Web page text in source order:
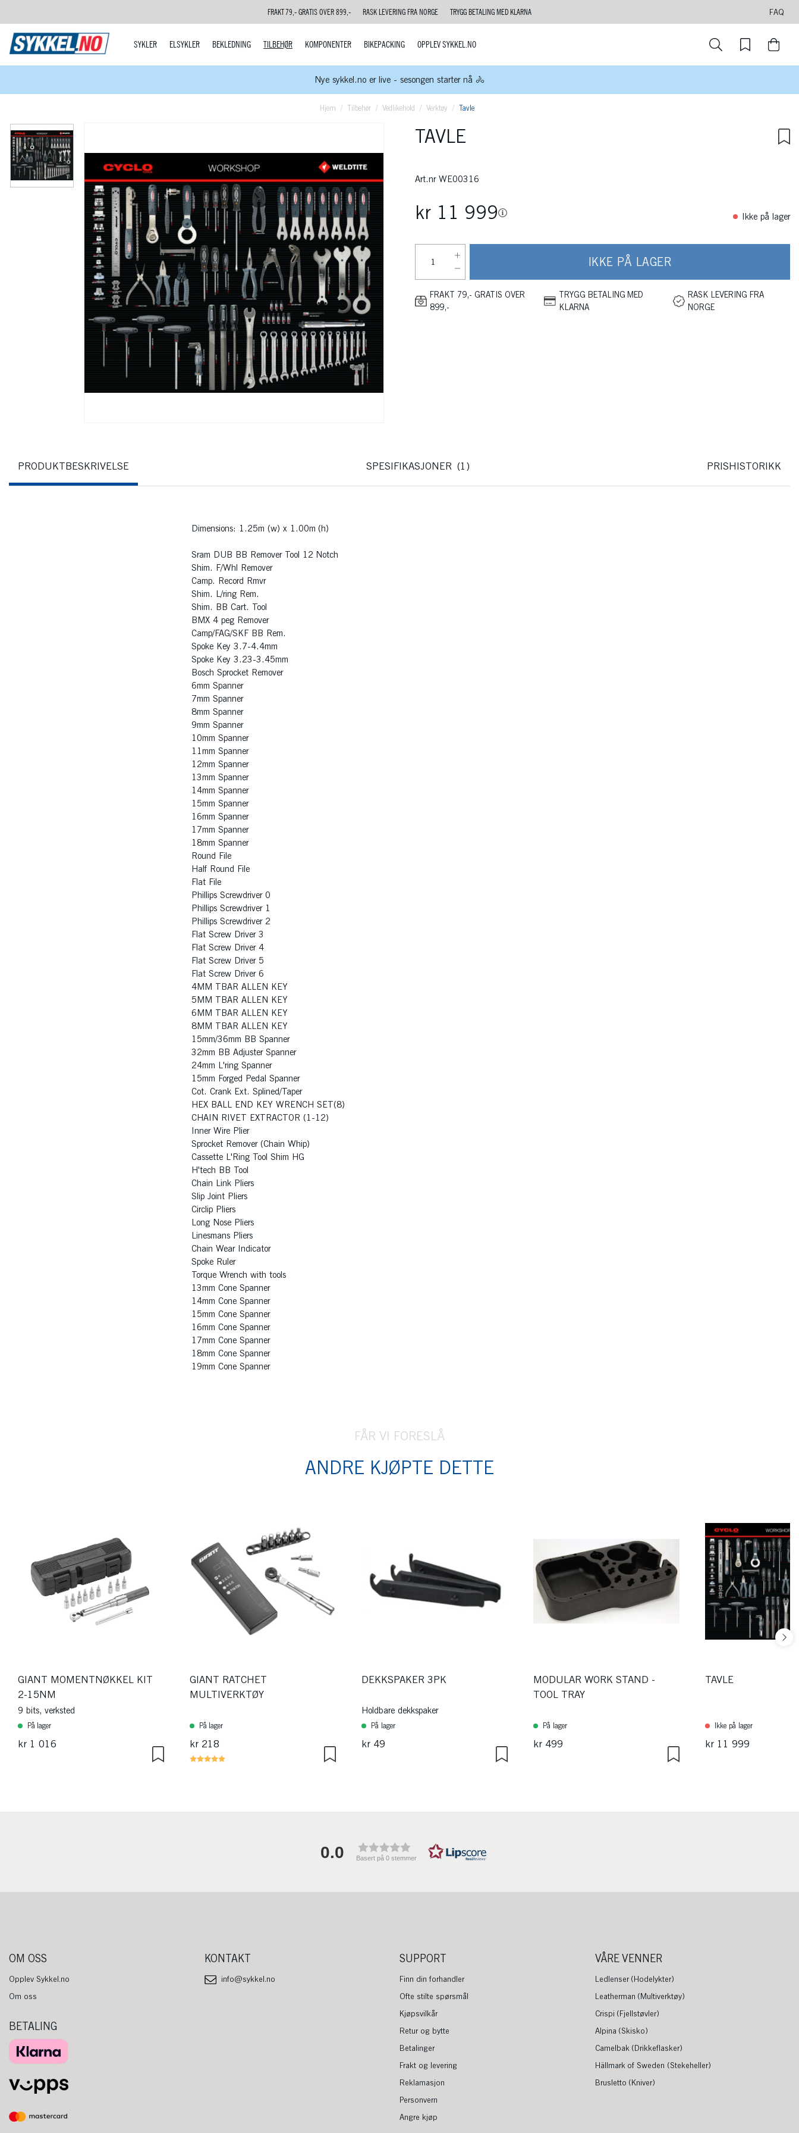
FRAKT 79,- GRATIS OVER 899,- RASK LEVERING FRA NORGE TRYGG BETALING MED KLARNA FAQ
SYKLER ELSYKLER BEKLEDNING TILBEHØR KOMPONENTER BIKEPACKING OPPLEV SYKKEL.NO
Nye sykkel.no er live - sesongen starter nå 🚴
Hjem Tilbehør Vedlikehold Verktøy Tavle
TAVLE
Art.nr WE00316
kr 11 999 Ikke på lager
IKKE PÅ LAGER
FRAKT 79,- GRATIS OVER
899,-
TRYGG BETALING MED
KLARNA
RASK LEVERING FRA
NORGE
PRODUKTBESKRIVELSE SPESIFIKASJONER 1 PRISHISTORIKK
Dimensions: 1.25m (w) x 1.00m (h)
Sram DUB BB Remover Tool 12 Notch
Shim. F/Whl Remover
Camp. Record Rmvr
Shim. L/ring Rem.
Shim. BB Cart. Tool
BMX 4 peg Remover
Camp/FAG/SKF BB Rem.
Spoke Key 3.7-4.4mm
Spoke Key 3.23-3.45mm
Bosch Sprocket Remover
6mm Spanner
7mm Spanner
8mm Spanner
9mm Spanner
10mm Spanner
11mm Spanner
12mm Spanner
13mm Spanner
14mm Spanner
15mm Spanner
16mm Spanner
17mm Spanner
18mm Spanner
Round File
Half Round File
Flat File
Phillips Screwdriver 0
Phillips Screwdriver 1
Phillips Screwdriver 2
Flat Screw Driver 3
Flat Screw Driver 4
Flat Screw Driver 5
Flat Screw Driver 6
4MM TBAR ALLEN KEY
5MM TBAR ALLEN KEY
6MM TBAR ALLEN KEY
8MM TBAR ALLEN KEY
15mm/36mm BB Spanner
32mm BB Adjuster Spanner
24mm L'ring Spanner
15mm Forged Pedal Spanner
Cot. Crank Ext. Splined/Taper
HEX BALL END KEY WRENCH SET(8)
CHAIN RIVET EXTRACTOR (1-12)
Inner Wire Plier
Sprocket Remover (Chain Whip)
Cassette L'Ring Tool Shim HG
H'tech BB Tool
Chain Link Pliers
Slip Joint Pliers
Circlip Pliers
Long Nose Pliers
Linesmans Pliers
Chain Wear Indicator
Spoke Ruler
Torque Wrench with tools
13mm Cone Spanner
14mm Cone Spanner
15mm Cone Spanner
16mm Cone Spanner
17mm Cone Spanner
18mm Cone Spanner
19mm Cone Spanner
FÅR VI FORESLÅ
ANDRE KJØPTE DETTE
GIANT MOMENTNØKKEL KIT
2-15NM
9 bits, verksted
På lager
kr 1 016
GIANT RATCHET
MULTIVERKTØY
På lager
kr 218
Karakter:
DEKKSPAKER 3PK
Holdbare dekkspaker
På lager
kr 49
MODULAR WORK STAND -
TOOL TRAY
På lager
kr 499
TAVLE
Ikke på lager
kr 11 999
0.0 Basert på 0 stemmer
OM OSS
Opplev Sykkel.no
Om oss
BETALING
KONTAKT
info@sykkel.no
SUPPORT
Finn din forhandler
Ofte stilte spørsmål
Kjøpsvilkår
Retur og bytte
Betalinger
Frakt og levering
Reklamasjon
Personvern
Angre kjøp
VÅRE VENNER
Ledlenser (Hodelykter)
Leatherman (Multiverktøy)
Crispi (Fjellstøvler)
Alpina (Skisko)
Camelbak (Drikkeflasker)
Hällmark of Sweden (Stekeheller)
Brusletto (Kniver)